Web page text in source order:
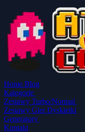
Home Blog
Kategorie
Zestawy Turbo/Normal
Zestawy Gier Dyskietki
Generatory
Kontakt